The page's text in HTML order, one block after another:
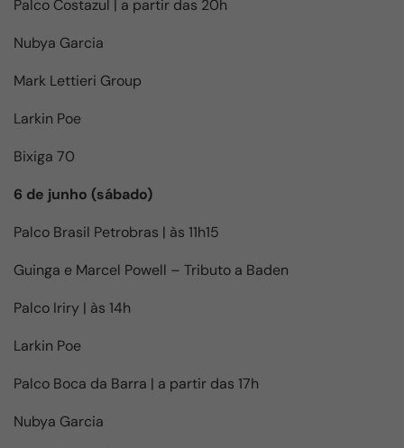
Palco Costazul | a partir das 20h
Nubya Garcia
Mark Lettieri Group
Larkin Poe
Bixiga 70
6 de junho (sábado)
Palco Brasil Petrobras | às 11h15
Guinga e Marcel Powell – Tributo a Baden
Palco Iriry | às 14h
Larkin Poe
Palco Boca da Barra | a partir das 17h
Nubya Garcia